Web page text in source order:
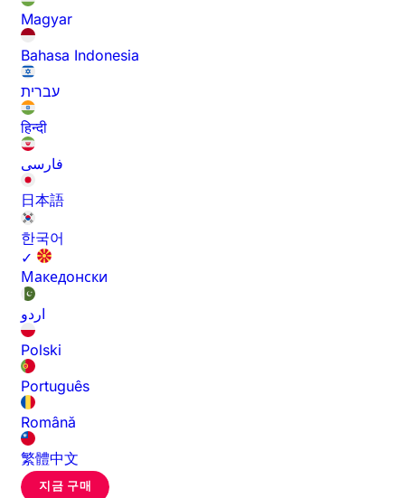
Magyar
Bahasa Indonesia
עברית
हिन्दी
فارسی
日本語
한국어
✓
Македонски
اردو
Polski
Português
Română
繁體中文
지금 구매